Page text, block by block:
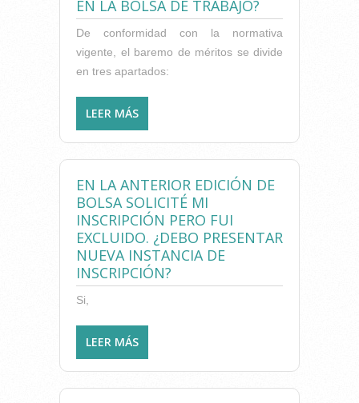
EN LA BOLSA DE TRABAJO?
De conformidad con la normativa
vigente, el baremo de méritos se divide
en tres apartados:
LEER MÁS
OBTENER PUNTOS PARA
EN LA ANTERIOR EDICIÓN DE
BOLSA SOLICITÉ MI
INSCRIPCIÓN PERO FUI
EXCLUIDO. ¿DEBO PRESENTAR
NUEVA INSTANCIA DE
INSCRIPCIÓN?
Si,
LEER MÁS
EDICIÓN DE BOLSA SOLICITÉ